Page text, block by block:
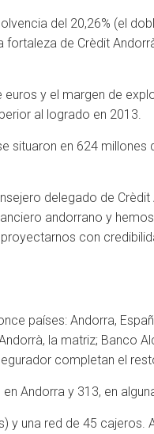
del 20,26% (el
de Crèdit
y el margen de
al logrado en 2013.
en 624
delegado de
andorrano y
con
países: Andorra,
la matriz; Banco
completan el
Andorra y 313, en
una red de 45